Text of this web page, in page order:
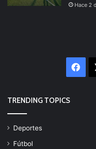
Hace 2
TRENDING TOPICS
Deportes
Fútbol